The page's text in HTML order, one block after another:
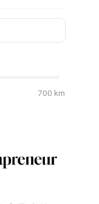
700 km